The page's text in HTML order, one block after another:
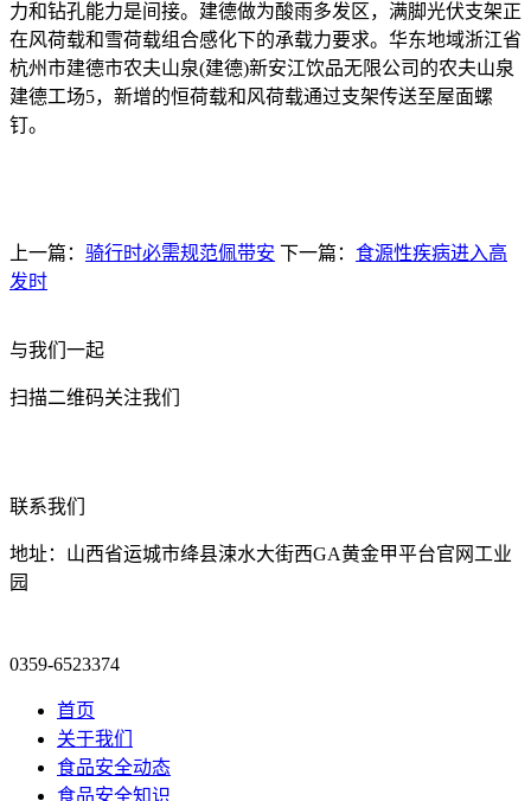
力和钻孔能力是间接。建德做为酸雨多发区，满脚光伏支架正
在风荷载和雪荷载组合感化下的承载力要求。华东地域浙江省
杭州市建德市农夫山泉(建德)新安江饮品无限公司的农夫山泉
建德工场5，新增的恒荷载和风荷载通过支架传送至屋面螺
钉。
上一篇： 骑行时必需规范佩带安 下一篇： 食源性疾病进入高
发时
与我们一起
扫描二维码关注我们
联系我们
地址：山西省运城市绛县涑水大街西GA黄金甲平台官网工业
园
0359-6523374
首页
关于我们
食品安全动态
食品安全知识